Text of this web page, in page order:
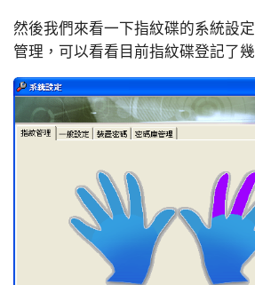
然後我們來看一下指紋碟的系統設
管理，可以看看目前指紋碟登記了